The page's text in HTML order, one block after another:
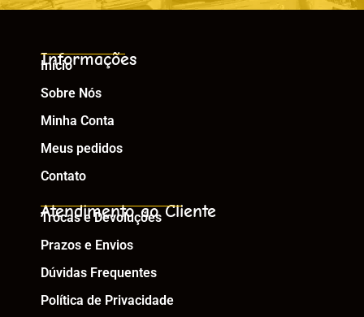
Informações
Início
Sobre Nós
Minha Conta
Meus pedidos
Contato
Atendimento ao Cliente
Trocas e Devoluções
Prazos e Envios
Dúvidas Frequentes
Política de Privacidade